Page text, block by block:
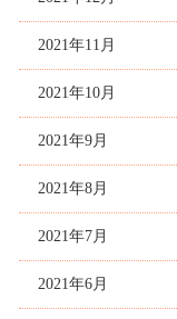
2021年11月
2021年10月
2021年9月
2021年8月
2021年7月
2021年6月